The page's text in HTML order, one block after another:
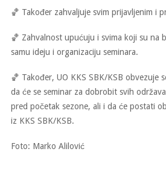
🏀 Također zahvaljuje svim prijavljenim i
🏀 Zahvalnost upućuju i svima koji su na
samu ideju i organizaciju seminara.
🏀 Također, UO KKS SBK/KSB obvezuje
da će se seminar za dobrobit svih
pred početak sezone, ali i da će postati
iz KKS SBK/KSB.
Foto: Marko Alilović